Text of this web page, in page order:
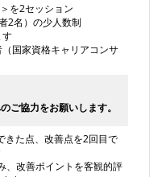
を2セッション
2名）の少人数制
す
国家資格キャリアコンサ
ご協力をお願いします。
た点、改善点を2回目で
改善ポイントを客観的評